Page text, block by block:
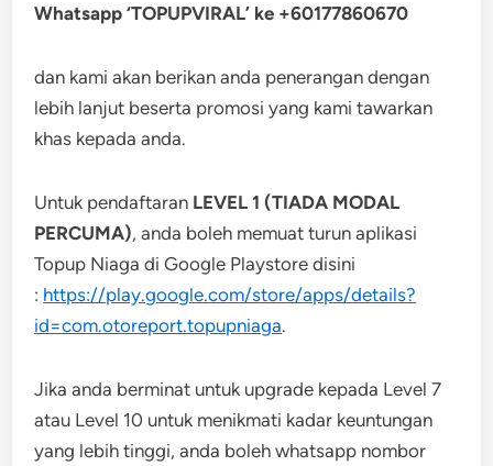
Whatsapp ‘TOPUPVIRAL’ ke +60177860670
dan kami akan berikan anda penerangan dengan
lebih lanjut beserta promosi yang kami tawarkan
khas kepada anda.
Untuk pendaftaran LEVEL 1 (TIADA MODAL
PERCUMA), anda boleh memuat turun aplikasi
Topup Niaga di Google Playstore disini
: https://play.google.com/store/apps/details?
id=com.otoreport.topupniaga.
Jika anda berminat untuk upgrade kepada Level 7
atau Level 10 untuk menikmati kadar keuntungan
yang lebih tinggi, anda boleh whatsapp nombor